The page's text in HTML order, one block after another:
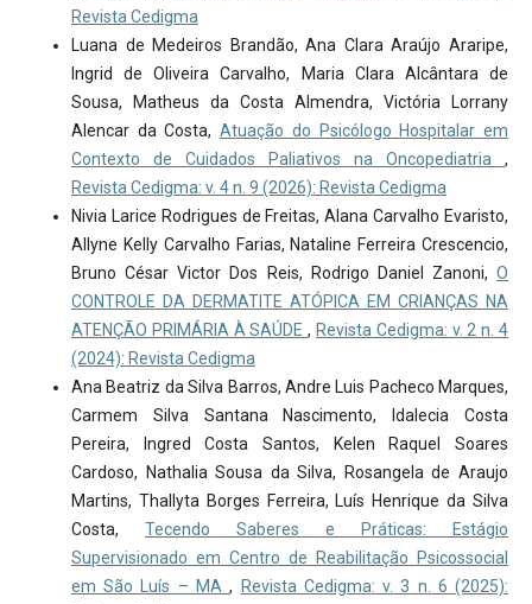
Revista Cedigma
Luana de Medeiros Brandão, Ana Clara Araújo Araripe,
Ingrid de Oliveira Carvalho, Maria Clara Alcântara de
Sousa, Matheus da Costa Almendra, Victória Lorrany
Alencar da Costa,Atuação do Psicólogo Hospitalar em
Contexto de Cuidados Paliativos na Oncopediatria,
Revista Cedigma: v. 4 n. 9 (2026): Revista Cedigma
Nivia Larice Rodrigues de Freitas, Alana Carvalho Evaristo,
Allyne Kelly Carvalho Farias, Nataline Ferreira Crescencio,
Bruno César Victor Dos Reis, Rodrigo Daniel Zanoni,O
CONTROLE DA DERMATITE ATÓPICA EM CRIANÇAS NA
ATENÇÃO PRIMÁRIA À SAÚDE, Revista Cedigma: v. 2 n. 4
(2024): Revista Cedigma
Ana Beatriz da Silva Barros, Andre Luis Pacheco Marques,
Carmem Silva Santana Nascimento, Idalecia Costa
Pereira, Ingred Costa Santos, Kelen Raquel Soares
Cardoso, Nathalia Sousa da Silva, Rosangela de Araujo
Martins, Thallyta Borges Ferreira, Luís Henrique da Silva
Costa, Tecendo Saberes e Práticas: Estágio
Supervisionado em Centro de Reabilitação Psicossocial
em São Luís – MA,
Revista Cedigma: v. 3 n. 6 (2025):